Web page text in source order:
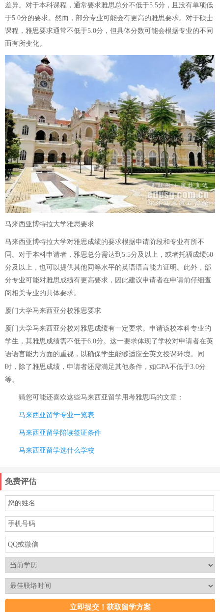
差异。对于本科课程，通常要求雅思总分不低于5.5分，且没有单项低
于5.0分的要求。然而，部分专业可能会有更高的雅思要求。对于硕士
课程，雅思要求通常不低于5.0分，但具体分数可能会根据专业的不同
而有所变化。
马来西亚博特拉大学雅思要求
马来西亚博特拉大学对雅思成绩的要求根据申请阶段和专业有所不
同。对于本科申请者，雅思总分需达到5.5分及以上，或者托福成绩60
分及以上，也可以提供其他同等水平的英语语言能力证明。此外，部
分专业可能对雅思成绩有更高要求，因此建议申请者在申请前仔细查
阅相关专业的具体要求。
厦门大学马来西亚分校雅思要求
厦门大学马来西亚分校对雅思成绩有一定要求。申请该校本科专业的
学生，其雅思成绩需不低于6.0分。这一要求体现了学校对申请者在英
语语言能力方面的重视，以确保学生能够适应全英文授课环境。同
时，除了雅思成绩，申请者还需满足其他条件，如GPA不低于3.0分
等。
猜您可能还喜欢这些马来西亚留学用考雅思吗的文章：
马来西亚留学专业一览表
马来西亚留学陪读签证条件
马来西亚留学选什么学校
免费评估